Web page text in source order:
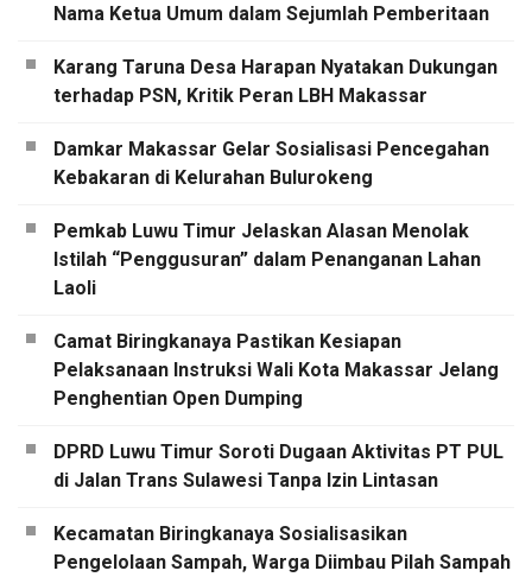
Nama Ketua Umum dalam Sejumlah Pemberitaan
Karang Taruna Desa Harapan Nyatakan Dukungan
terhadap PSN, Kritik Peran LBH Makassar
Damkar Makassar Gelar Sosialisasi Pencegahan
Kebakaran di Kelurahan Bulurokeng
Pemkab Luwu Timur Jelaskan Alasan Menolak
Istilah “Penggusuran” dalam Penanganan Lahan
Laoli
Camat Biringkanaya Pastikan Kesiapan
Pelaksanaan Instruksi Wali Kota Makassar Jelang
Penghentian Open Dumping
DPRD Luwu Timur Soroti Dugaan Aktivitas PT PUL
di Jalan Trans Sulawesi Tanpa Izin Lintasan
Kecamatan Biringkanaya Sosialisasikan
Pengelolaan Sampah, Warga Diimbau Pilah Sampah